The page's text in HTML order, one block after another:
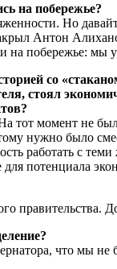
на побережье?
Но
Антон
на побережье:
со
стоял
тот момент не
нужно было
работать с
потенциала
правительства.
что мы не